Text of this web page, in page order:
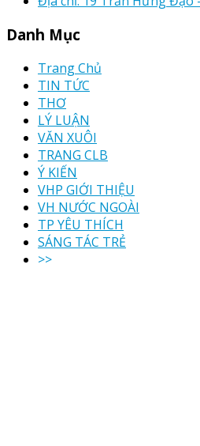
Danh Mục
Trang Chủ
TIN TỨC
THƠ
LÝ LUẬN
VĂN XUÔI
TRANG CLB
Ý KIẾN
VHP GIỚI THIỆU
VH NƯỚC NGOÀI
TP YÊU THÍCH
SÁNG TÁC TRẺ
>>